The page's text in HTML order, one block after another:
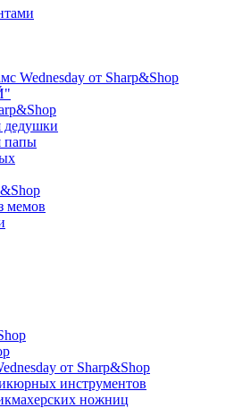
Wednesday от Sharp&Shop
дедушки
папы
мемов
от Sharp&Shop
инструментов
ножниц